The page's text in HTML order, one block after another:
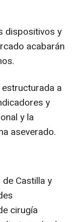
dispositivos y
acabarán
a
y
y la
aseverado.
Castilla y
cirugía